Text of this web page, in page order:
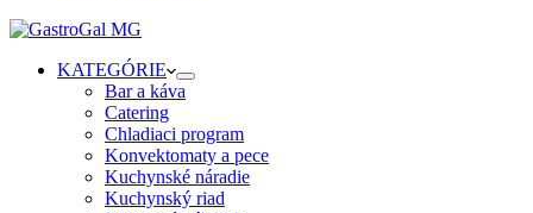
KATEGÓRIE
Bar a káva
Catering
Chladiaci program
Konvektomaty a pece
Kuchynské náradie
Kuchynský riad